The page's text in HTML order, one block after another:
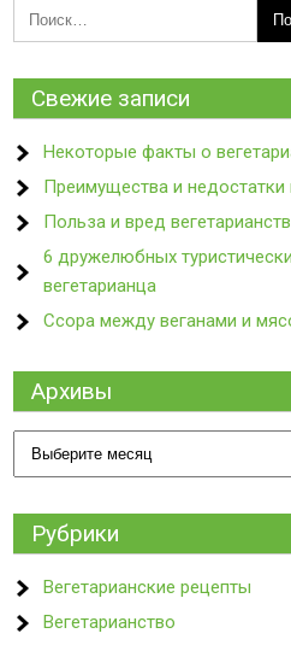
Свежие записи
Некоторые факты о
Преимущества и недостатки
Польза и вред
6 дружелюбных
вегетарианца
Ссора между веганами и
Архивы
Архивы
Рубрики
Вегетарианские рецепты
Вегетарианство